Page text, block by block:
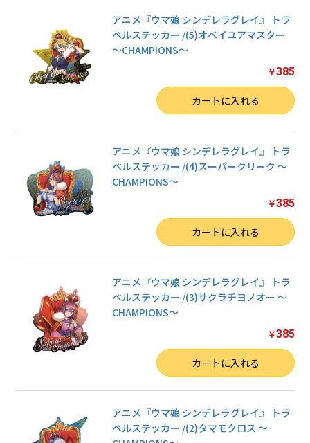
アニメ『ウマ娘 シンデレラグレイ』 トラ
ベルステッカー /(5)オベイユアマスター
〜CHAMPIONS〜
￥385
カートに入れる
アニメ『ウマ娘 シンデレラグレイ』 トラ
ベルステッカー /(4)スーパークリーク 〜
CHAMPIONS〜
￥385
カートに入れる
アニメ『ウマ娘 シンデレラグレイ』 トラ
ベルステッカー /(3)サクラチヨノオー 〜
CHAMPIONS〜
￥385
カートに入れる
アニメ『ウマ娘 シンデレラグレイ』 トラ
ベルステッカー /(2)タマモクロス 〜